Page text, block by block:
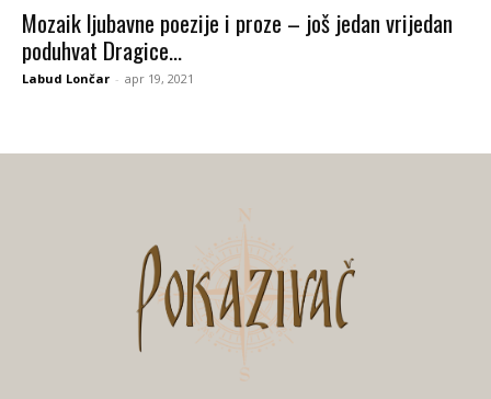
Mozaik ljubavne poezije i proze – još jedan vrijedan
poduhvat Dragice...
Labud Lončar - apr 19, 2021